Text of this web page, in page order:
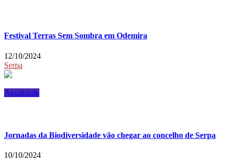
Festival Terras Sem Sombra em Odemira
12/10/2024
Serpa
Atualidade
Jornadas da Biodiversidade vão chegar ao concelho de Serpa
10/10/2024